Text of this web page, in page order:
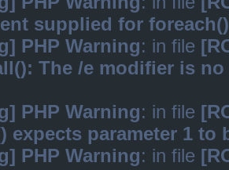
supplied for foreach()
PHP Warning: in file
The /e modifier is
PHP Warning: in file
expects parameter 1 to
PHP Warning: in file